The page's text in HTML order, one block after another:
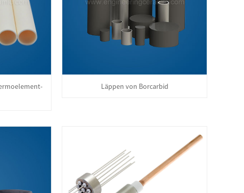
Läppen von Borcarbid